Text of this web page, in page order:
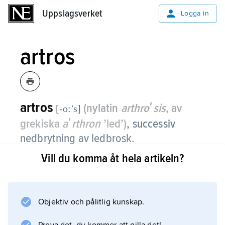
Uppslagsverket Logga in
artros
artros [-o:ʹs] (nylatin arthroʹsis, av
grekiska aʹrthron’led’), successiv
nedbrytning av ledbrosk.
Man skiljer mellan primär och sekundär artros.
sekundära artrosen uppstår som en följd av
Vill du komma åt hela artikeln?
Objektiv och pålitlig kunskap.